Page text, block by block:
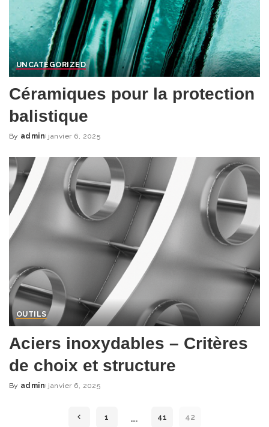
UNCATEGORIZED
Céramiques pour la protection
balistique
Posted
By admin janvier 6, 2025
OUTILS
Aciers inoxydables – Critères
de choix et structure
Posted
By admin janvier 6, 2025
1 … 41 42